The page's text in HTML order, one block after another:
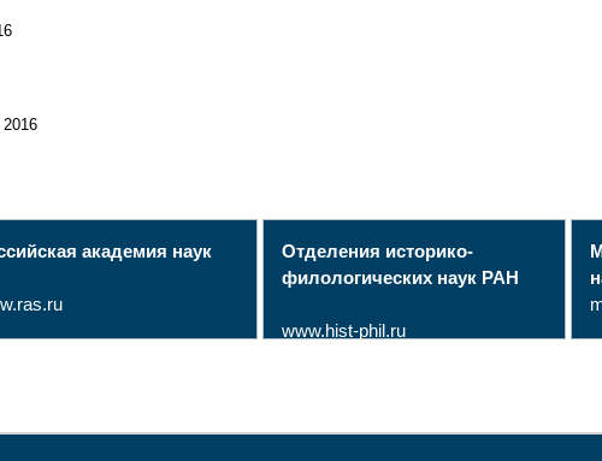
академия наук
Отделения историко-
филологических наук РАН
www.hist-phil.ru